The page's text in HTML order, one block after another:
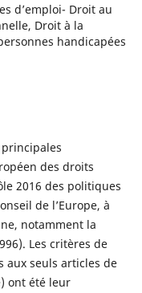
d’emploi- Droit au
Droit à la
handicapées
des droits
2016 des politiques
de l’Europe, à
notamment la
Les critères de
aux seuls articles de
ont été leur